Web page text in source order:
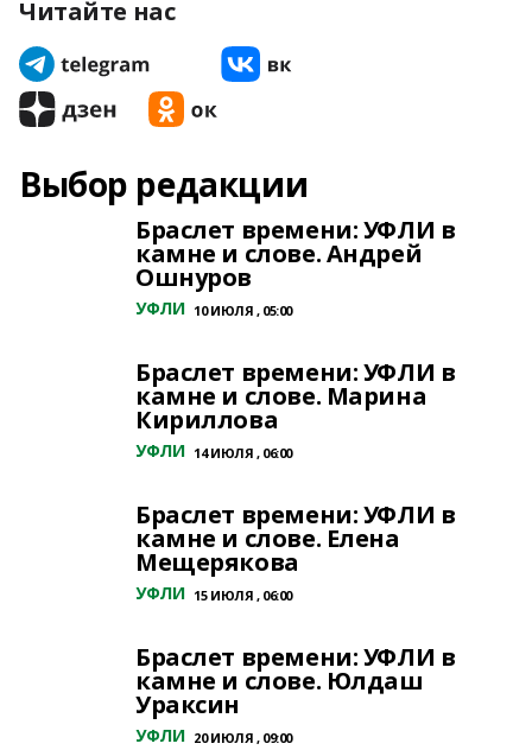
Читайте нас
Выбор редакции
Браслет времени: УФЛИ в
камне и слове. Андрей
Ошнуров
УФЛИ 10 ИЮЛЯ , 05:00
Браслет времени: УФЛИ в
камне и слове. Марина
Кириллова
УФЛИ 14 ИЮЛЯ , 06:00
Браслет времени: УФЛИ в
камне и слове. Елена
Мещерякова
УФЛИ 15 ИЮЛЯ , 06:00
Браслет времени: УФЛИ в
камне и слове. Юлдаш
Ураксин
УФЛИ 20 ИЮЛЯ , 09:00